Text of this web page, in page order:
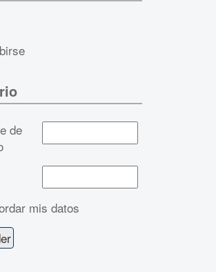
de
mis datos